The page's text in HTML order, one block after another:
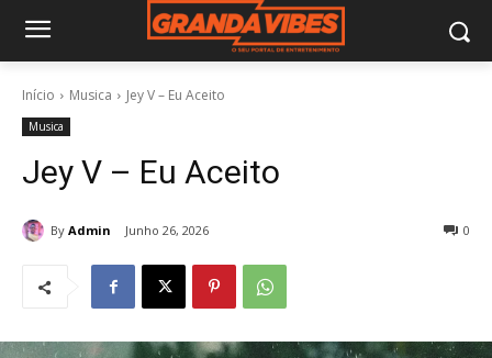
Início Musica Jey V – Eu Aceito
Musica
Jey V – Eu Aceito
By Admin Junho 26, 2026 0